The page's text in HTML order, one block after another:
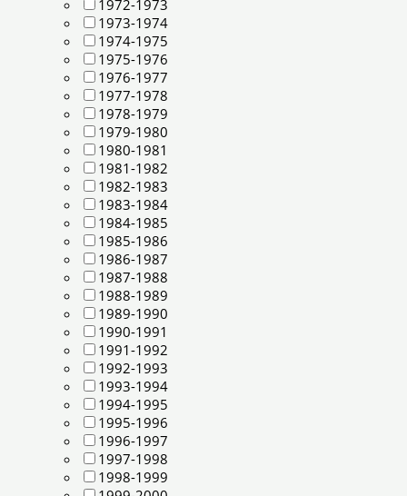
1972-1973
1973-1974
1974-1975
1975-1976
1976-1977
1977-1978
1978-1979
1979-1980
1980-1981
1981-1982
1982-1983
1983-1984
1984-1985
1985-1986
1986-1987
1987-1988
1988-1989
1989-1990
1990-1991
1991-1992
1992-1993
1993-1994
1994-1995
1995-1996
1996-1997
1997-1998
1998-1999